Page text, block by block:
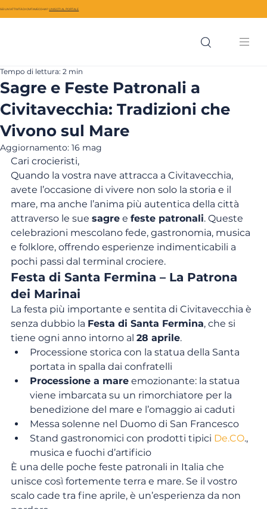
SEI UN’ATTIVITÀ DI CIVITAVECCHIA?UNISCITI AL PORTALE
Sagre e Feste Patronali a
Civitavecchia: Tradizioni che
Vivono sul Mare
Tempo di lettura: 2 min
Aggiornamento: 16 mag
Cari crocieristi,
Quando la vostra nave attracca a Civitavecchia,
avete l’occasione di vivere non solo la storia e il
mare, ma anche l’anima più autentica della città
attraverso le sue sagre e feste patronali. Queste
celebrazioni mescolano fede, gastronomia, musica
e folklore, offrendo esperienze indimenticabili a
pochi passi dal terminal crociere.
Festa di Santa Fermina – La Patrona
dei Marinai
La festa più importante e sentita di Civitavecchia è
senza dubbio la Festa di Santa Fermina, che si
tiene ogni anno intorno al 28 aprile.
Processione storica con la statua della Santa
portata in spalla dai confratelli
Processione a mare emozionante: la statua
viene imbarcata su un rimorchiatore per la
benedizione del mare e l’omaggio ai caduti
Messa solenne nel Duomo di San Francesco
Stand gastronomici con prodotti tipici De.CO.,
musica e fuochi d’artificio
È una delle poche feste patronali in Italia che
unisce così fortemente terra e mare. Se il vostro
scalo cade tra fine aprile, è un’esperienza da non